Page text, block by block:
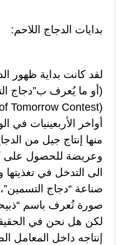
بدايات الدجاج اللاحم:
لقد كانت بداية ظهور
(أو ما يُعرف ب”دجاج
أواخر الأربعينيات في
منها إنتاج جيل من
وعريضة للحصول على
الى التدخل في تغذيتها
صناعة “دجاج
صورة تُعرف باسم
لكن هل نحن في الحقيقة
إنتاجه داخل المعامل